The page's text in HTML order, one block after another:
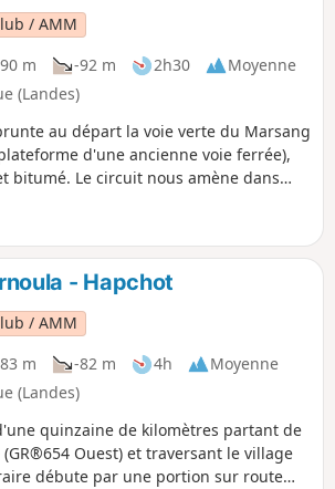
/ AMM
m -92 m 2h30
Moyenne
(Landes)
au départ la voie verte du Marsang
d'une ancienne voie ferrée),
bitumé. Le circuit nous amène dans
Pyrénées enneigées. Le circuit offre de
(DFCI) où l'on peut se faire plaisir en
galops. - Hapchot
/ AMM
m -82 m 4h
Moyenne
(Landes)
quinzaine de kilomètres partant de
Ouest) et traversant le village
débute par une portion sur route